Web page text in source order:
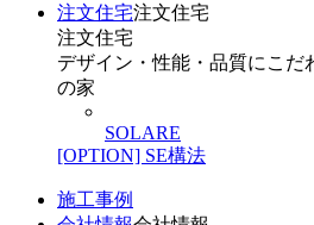
注文住宅注文住宅
注文住宅
デザイン・性能・品質にこだ
の家
SOLARE
[OPTION] SE構法
施工事例